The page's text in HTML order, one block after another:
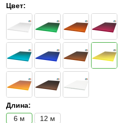
Цвет:
Длина:
6 м
12 м